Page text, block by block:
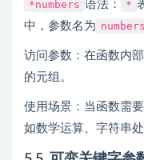
*numbers 语法： *
中，参数名为 numbers
访问参数：在函数内部
的元组。
使用场景：当函数需
如数学运算、字符串处